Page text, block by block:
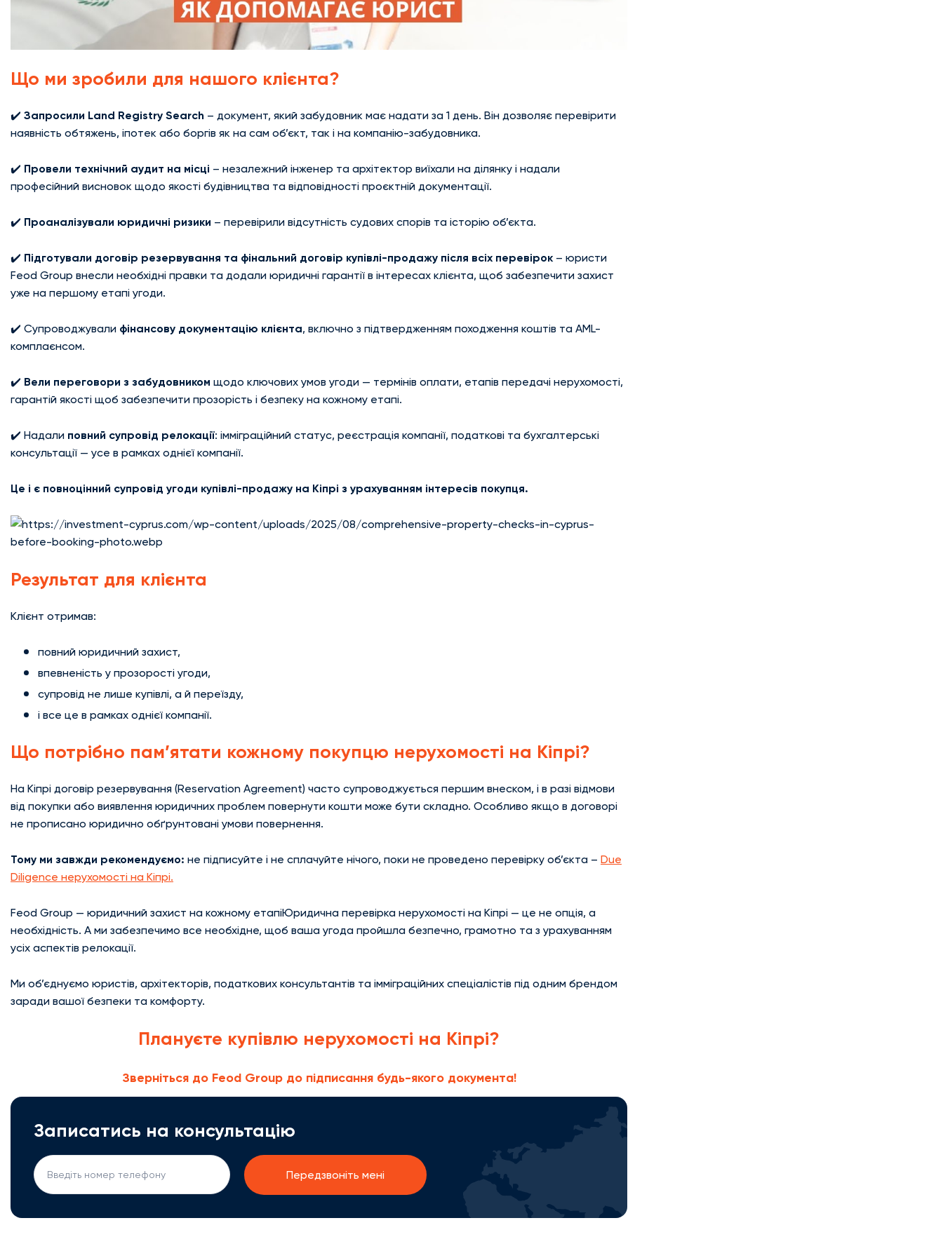
Що ми зробили для нашого клієнта?
✔️ Запросили Land Registry Search – документ, який забудовник має надати за 1 день. Він дозволяє перевірити
наявність обтяжень, іпотек або боргів як на сам об’єкт, так і на компанію-забудовника.
✔️ Провели технічний аудит на місці – незалежний інженер та архітектор виїхали на ділянку і надали
професійний висновок щодо якості будівництва та відповідності проєктній документації.
✔️ Проаналізували юридичні ризики – перевірили відсутність судових спорів та історію об’єкта.
✔️ Підготували договір резервування та фінальний договір купівлі-продажу після всіх перевірок – юристи
Feod Group внесли необхідні правки та додали юридичні гарантії в інтересах клієнта, щоб забезпечити захист
уже на першому етапі угоди.
✔️ Супроводжували фінансову документацію клієнта, включно з підтвердженням походження коштів та AML-
комплаєнсом.
✔️ Вели переговори з забудовником щодо ключових умов угоди — термінів оплати, етапів передачі нерухомості,
гарантій якості щоб забезпечити прозорість і безпеку на кожному етапі.
✔️ Надали повний супровід релокації: імміграційний статус, реєстрація компанії, податкові та бухгалтерські
консультації — усе в рамках однієї компанії.
Це і є повноцінний супровід угоди купівлі-продажу на Кіпрі з урахуванням інтересів покупця.
Результат для клієнта
Клієнт отримав:
повний юридичний захист,
впевненість у прозорості угоди,
супровід не лише купівлі, а й переїзду,
і все це в рамках однієї компанії.
Що потрібно пам’ятати кожному покупцю нерухомості на Кіпрі?
На Кіпрі договір резервування (Reservation Agreement) часто супроводжується першим внеском, і в разі відмови
від покупки або виявлення юридичних проблем повернути кошти може бути складно. Особливо якщо в договорі
не прописано юридично обґрунтовані умови повернення.
Тому ми завжди рекомендуємо: не підписуйте і не сплачуйте нічого, поки не проведено перевірку об’єкта – Due
Diligence нерухомості на Кіпрі.
Feod Group — юридичний захист на кожному етапіЮридична перевірка нерухомості на Кіпрі — це не опція, а
необхідність. А ми забезпечимо все необхідне, щоб ваша угода пройшла безпечно, грамотно та з урахуванням
усіх аспектів релокації.
Ми об’єднуємо юристів, архітекторів, податкових консультантів та імміграційних спеціалістів під одним брендом
заради вашої безпеки та комфорту.
Плануєте купівлю нерухомості на Кіпрі?
Зверніться до Feod Group до підписання будь-якого документа!
Записатись на консультацію